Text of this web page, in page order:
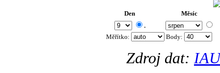
Den Měsíc
.
Měřítko: Body:
Zdroj dat: